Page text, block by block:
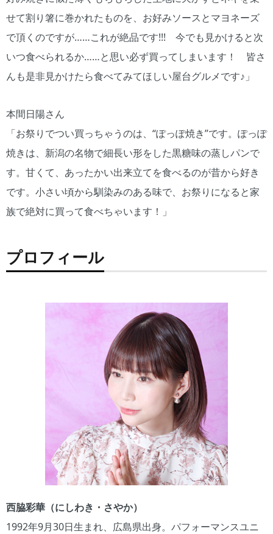
せて割り箸に巻かれたものを、お好みソースとマヨネーズ
で頂くのですが……これが絶品です!!! 今でも見かけると次
いつ食べられるか……と思い必ず買ってしまいます！ 皆さ
んも是非見かけたら食べてみてほしい屋台グルメです♪」
本間日陽さん
「お祭りでつい買っちゃうのは、“ぽっぽ焼き”です。ぽっぽ
焼きは、新潟の名物で細長い形をした黒糖味の蒸しパンで
す。甘くて、あったかい出来立てを食べるのが昔から好き
です。小さい頃から馴染みのある味で、お祭りになると家
族で絶対に買って食べちゃいます！」
プロフィール
西脇彩華（にしわき・さやか）
1992年9月30日生まれ、広島県出身。パフォーマンスユニ